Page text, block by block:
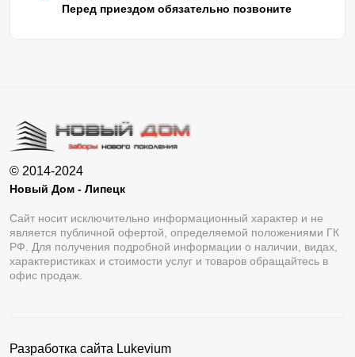
Перед приездом обязательно позвоните
© 2014-2024
Новый Дом - Липецк
Сайт носит исключительно информационный характер и не
является публичной офертой, определяемой положениями ГК
РФ. Для получения подробной информации о наличии, видах,
характеристиках и стоимости услуг и товаров обращайтесь в
офис продаж.
Разработка сайта Lukevium